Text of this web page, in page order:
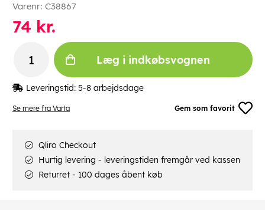
Se mere fra Varta Gem som favorit
Varenr: C38867
74 kr.
Læg i indkøbsvognen
Leveringstid: 5-8 arbejdsdage
Qliro Checkout
Hurtig levering - leveringstiden fremgår ved kassen
Returret - 100 dages åbent køb